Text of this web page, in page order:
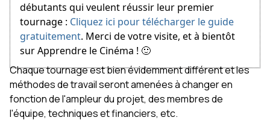
débutants qui veulent réussir leur premier
tournage : Cliquez ici pour télécharger le guide
gratuitement. Merci de votre visite, et à bientôt
sur Apprendre le Cinéma ! 🙂
Chaque tournage est bien évidemment différent et les
méthodes de travail seront amenées à changer en
fonction de l'ampleur du projet, des membres de
l'équipe, techniques et financiers, etc.